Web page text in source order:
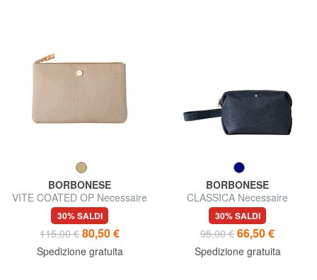
BORBONESE
VITE COATED OP Necessaire
30% SALDI
115,00 € 80,50 €
Spedizione gratuita
BORBONESE
CLASSICA Necessaire
30% SALDI
95,00 € 66,50 €
Spedizione gratuita